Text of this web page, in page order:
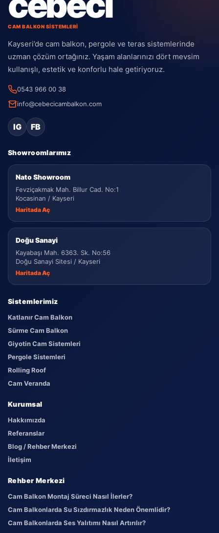
CAM BALKON SİSTEMLERİ
Kayseri’de cam balkon, pergole ve teras sistemlerinde
uzman çözüm ortağınız. Yaşam alanlarınızı dört mevsim
kullanışlı, estetik ve konforlu hale getiriyoruz.
0543 966 00 38
info@cebecicambalkon.com
IG FB
Showroomlarımız
Nato Showroom
Fevziçakmak Mah. Billur Cad. No:1
Kocasinan / Kayseri
Haritada Aç
Doğu Sanayi
Kayabaşı Mah. 6363. Sk. No:56
Doğu Sanayi Sitesi / Kayseri
Haritada Aç
Sistemlerimiz
Katlanır Cam Balkon
Sürme Cam Balkon
Giyotin Cam Sistemleri
Pergole Sistemleri
Rolling Roof
Cam Veranda
Kurumsal
Hakkımızda
Referanslar
Blog / Rehber Merkezi
İletişim
Rehber Merkezi
Cam Balkon Montaj Süreci Nasıl İlerler?
Cam Balkonlarda Su Sızdırmazlık Neden Önemlidir?
Cam Balkonlarda Ses Yalıtımı Nasıl Artırılır?